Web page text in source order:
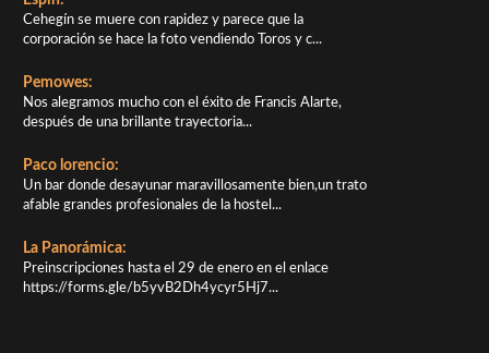
Cehegín se muere con rapidez y parece que la
corporación se hace la foto vendiendo Toros y c...
Pemowes:
Nos alegramos mucho con el éxito de Francis Alarte,
después de una brillante trayectoria...
Paco lorencio:
Un bar donde desayunar maravillosamente bien,un trato
afable grandes profesionales de la hostel...
La Panorámica:
Preinscripciones hasta el 29 de enero en el enlace
https://forms.gle/b5yvB2Dh4ycyr5Hj7...